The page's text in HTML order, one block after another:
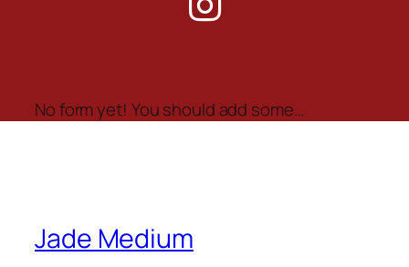
No form yet! You should add some…
Jade Medium